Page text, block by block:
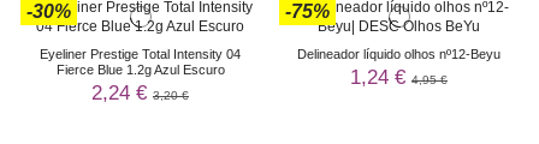
-30%
Eyeliner Prestige Total Intensity 04
Fierce Blue 1.2g Azul Escuro
2,24 € 3,20 €
-75%
Delineador líquido olhos nº12-Beyu
1,24 € 4,95 €